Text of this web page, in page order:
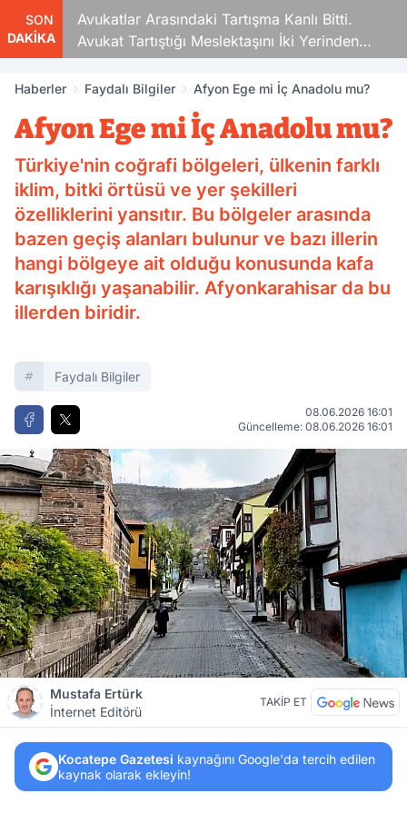
SON
DAKİKA
Avukatlar Arasındaki Tartışma Kanlı Bitti.
Avukat Tartıştığı Meslektaşını İki Yerinden
Vurdu
Haberler Faydalı Bilgiler Afyon Ege mi İç Anadolu mu?
Afyon Ege mi İç Anadolu mu?
Türkiye'nin coğrafi bölgeleri, ülkenin farklı
iklim, bitki örtüsü ve yer şekilleri
özelliklerini yansıtır. Bu bölgeler arasında
bazen geçiş alanları bulunur ve bazı illerin
hangi bölgeye ait olduğu konusunda kafa
karışıklığı yaşanabilir. Afyonkarahisar da bu
illerden biridir.
Faydalı Bilgiler
08.06.2026 16:01
Güncelleme: 08.06.2026 16:01
Mustafa Ertürk
İnternet Editörü
TAKİP ET
Kocatepe Gazetesi kaynağını Google'da tercih edilen
kaynak olarak ekleyin!